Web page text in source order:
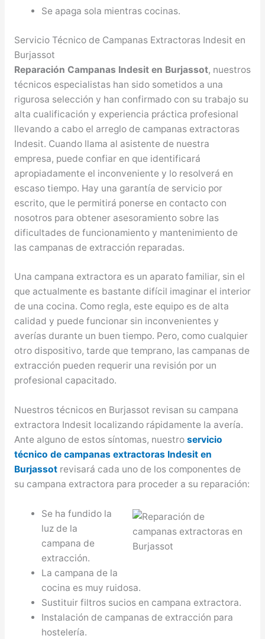
Se apaga sola mientras cocinas.
Servicio Técnico de Campanas Extractoras Indesit en
Burjassot
Reparación Campanas Indesit en Burjassot, nuestros
técnicos especialistas han sido sometidos a una
rigurosa selección y han confirmado con su trabajo su
alta cualificación y experiencia práctica profesional
llevando a cabo el arreglo de campanas extractoras
Indesit. Cuando llama al asistente de nuestra
empresa, puede confiar en que identificará
apropiadamente el inconveniente y lo resolverá en
escaso tiempo. Hay una garantía de servicio por
escrito, que le permitirá ponerse en contacto con
nosotros para obtener asesoramiento sobre las
dificultades de funcionamiento y mantenimiento de
las campanas de extracción reparadas.
Una campana extractora es un aparato familiar, sin el
que actualmente es bastante difícil imaginar el interior
de una cocina. Como regla, este equipo es de alta
calidad y puede funcionar sin inconvenientes y
averías durante un buen tiempo. Pero, como cualquier
otro dispositivo, tarde que temprano, las campanas de
extracción pueden requerir una revisión por un
profesional capacitado.
Nuestros técnicos en Burjassot revisan su campana
extractora Indesit localizando rápidamente la avería.
Ante alguno de estos síntomas, nuestro servicio
técnico de campanas extractoras Indesit en
Burjassotrevisará cada uno de los componentes de
su campana extractora para proceder a su reparación:
Se ha fundido la
luz de la
campana de
extracción.
La campana de la
cocina es muy ruidosa.
Sustituir filtros sucios en campana extractora.
Instalación de campanas de extracción para
hostelería.